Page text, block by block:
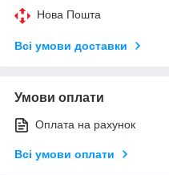
Нова Пошта
Всі умови доставки
Умови оплати
Оплата на рахунок
Всі умови оплати